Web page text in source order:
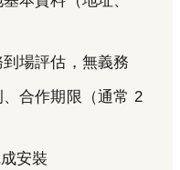
場評估，無義務
合作期限（通常 2
安裝